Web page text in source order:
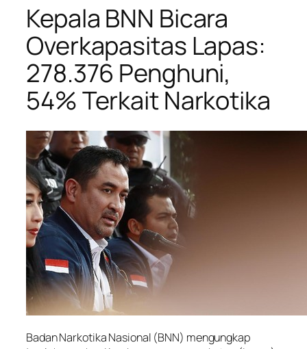
Kepala BNN Bicara
Overkapasitas Lapas:
278.376 Penghuni,
54% Terkait Narkotika
Badan Narkotika Nasional (BNN) mengungkap